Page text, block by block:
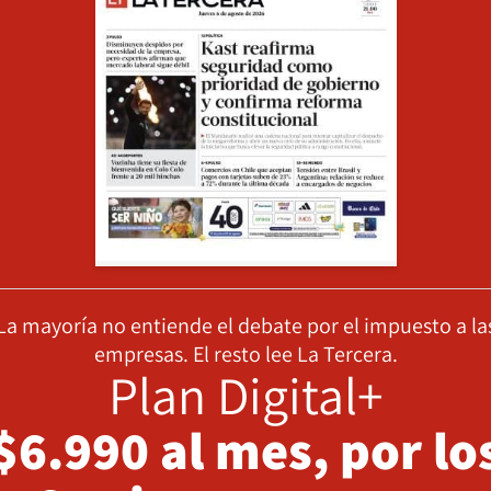
mayoría no entiende el debate por el impuesto a
empresas. El resto lee La Tercera.
Plan Digital+
al mes, por